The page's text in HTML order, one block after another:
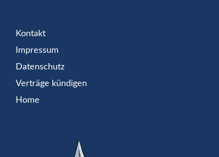
Kontakt
Impressum
Datenschutz
Verträge kündigen
Home